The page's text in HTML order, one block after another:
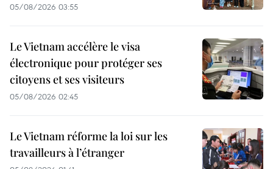
05/08/2026 03:55
Le Vietnam accélère le visa
électronique pour protéger ses
citoyens et ses visiteurs
05/08/2026 02:45
Le Vietnam réforme la loi sur les
travailleurs à l’étranger